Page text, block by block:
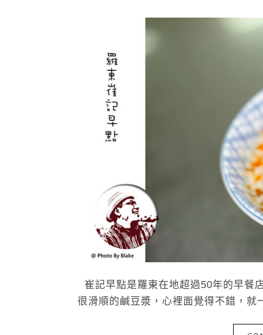
崔記早點是羅東在地超過50年的早餐
很滑順的鹹豆漿，心裡面覺得不錯，